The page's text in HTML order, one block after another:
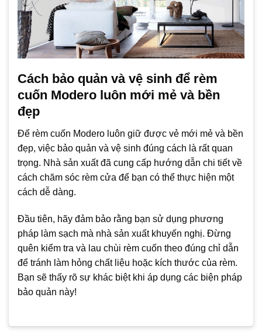
Cách bảo quản và vệ sinh để rèm
cuốn Modero luôn mới mẻ và bền
đẹp
Để rèm cuốn Modero luôn giữ được vẻ mới mẻ và bền
đẹp, việc bảo quản và vệ sinh đúng cách là rất quan
trọng. Nhà sản xuất đã cung cấp hướng dẫn chi tiết về
cách chăm sóc rèm cửa để bạn có thể thực hiện một
cách dễ dàng.
Đầu tiên, hãy đảm bảo rằng bạn sử dụng phương
pháp làm sạch mà nhà sản xuất khuyến nghị. Đừng
quên kiểm tra và lau chùi rèm cuốn theo đúng chỉ dẫn
để tránh làm hỏng chất liệu hoặc kích thước của rèm.
Bạn sẽ thấy rõ sự khác biệt khi áp dụng các biện pháp
bảo quản này!